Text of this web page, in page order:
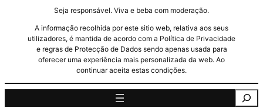
Seja responsável. Viva e beba com moderação.
A informação recolhida por este sitio web, relativa aos seus
utilizadores, é mantida de acordo com a Política de Privacidade
e regras de Protecção de Dados sendo apenas usada para
oferecer uma experiência mais personalizada da web. Ao
continuar aceita estas condições.